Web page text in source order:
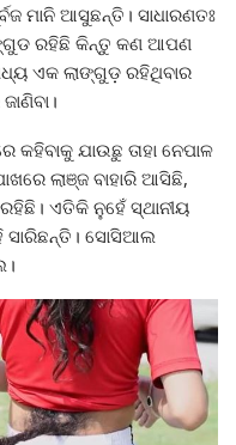
ମାନି ଆସୁଛନ୍ତି। ସାଧାରଣତଃ
ରହିଛି କିନ୍ତୁ କଣ ଆପଣ
ଏକ ଲାଙ୍ଗୁଡ଼ ରହିଥିବାର
ଯାଉଛୁ ତାହା ନେପାଳ
ଲାଞ୍ଜ ବାହାରି ଆସିଛି,
ରହିଛି। ଏତିକି ନୁହେଁ ସ୍ଥାନୀୟ
ସାରିଛନ୍ତି। ସୋସିଆଲ